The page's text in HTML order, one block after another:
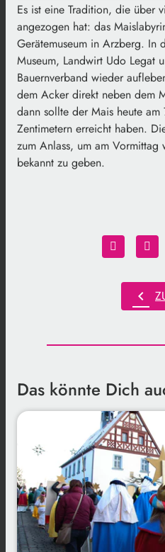
Es ist eine Tradition, die über
angezogen hat: das
Gerätemuseum in Arzberg. In
Museum, Landwirt Udo Legat
Bauernverband wieder
dem Acker direkt neben dem
dann sollte der Mais heute
Zentimetern erreicht haben.
zum Anlass, um am Vormittag
bekannt zu geben.
chevron_left
Das könnte Dich